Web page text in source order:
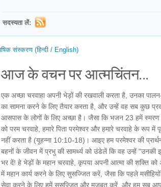
सदस्यता लें:
संस्करण (हिन्दी / English)
आज के वचन पर आत्मचिंतन...
एक अच्छा चरवाहा अपनी भेड़ों की रखवाली करता है, उनका
का सामना करने के लिए तैयार करता है, और उन्हें वह सब कुछ
आसपास के लोगों के लिए अच्छा है। जैसा कि भजन 23 हमें स्मरण
को परम चरवाहे, हमारे पिता परमेश्वर और हमारे चरवाहे के रूप
नहीं करता है (यूहन्ना 10:10-18)। आइए हम परमेश्वर की
बहनों के जीवन में प्रभु की सामर्थ्य को उंडेलें कि वह उन्हें "उनकी
भर दें! हे भेड़ों के महान चरवाहे, कृपया अपनी आत्मा की शक्ति को
में महान कार्य करने के लिए सुसज्जित करें, जैसा कि पहले
सेवा करने के लिए हमें सुसज्जित और मजबूत करें, और हम सब